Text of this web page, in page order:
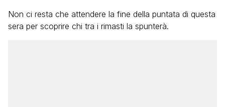
Non ci resta che attendere la fine della puntata di questa
sera per scoprire chi tra i rimasti la spunterà.